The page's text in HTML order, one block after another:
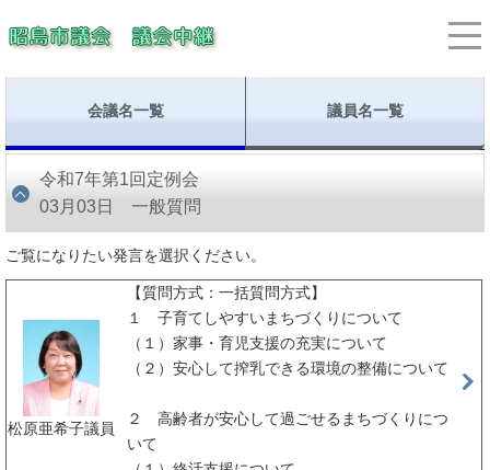
会議名一覧 議員名一覧
令和7年第1回定例会
03月03日 一般質問
ご覧になりたい発言を選択ください。
松原亜希子議員
【質問方式：一括質問方式】
１ 子育てしやすいまちづくりについて
（１）家事・育児支援の充実について
（２）安心して搾乳できる環境の整備について
２ 高齢者が安心して過ごせるまちづくりにつ
いて